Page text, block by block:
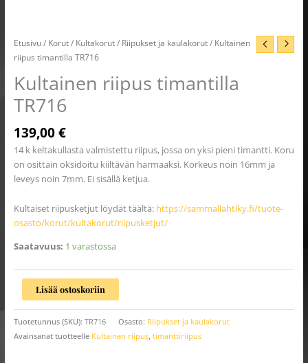
Etusivu/ Korut/ Kultakorut/ Riipukset ja kaulakorut/ Kultainen
riipus timantilla TR716
Kultainen riipus timantilla
TR716
139,00€
14 k keltakullasta valmistettu riipus, jossa on yksi pieni timantti. Koru
on osittain oksidoitu kiiltävän harmaaksi. Korkeus noin 16mm ja
leveys noin 7mm. Ei sisällä ketjua.
Kultaiset riipusketjut löydät täältä: https://sammallahtiky.fi/tuote-
osasto/korut/kultakorut/riipusketjut/
Saatavuus: 1 varastossa
Lisää ostoskoriin
Tuotetunnus (SKU): TR716 Osasto: Riipukset ja kaulakorut
Avainsanat tuotteelle Kultainen riipus, timanttiriipus